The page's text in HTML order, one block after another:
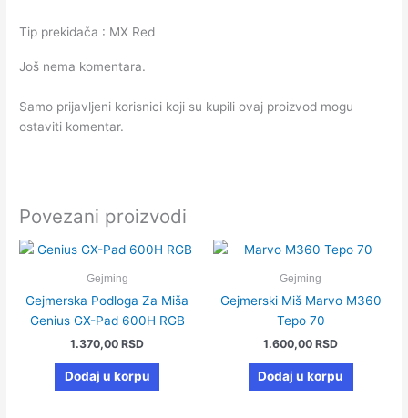
Tip prekidača : MX Red
Još nema komentara.
Samo prijavljeni korisnici koji su kupili ovaj proizvod mogu
ostaviti komentar.
Povezani proizvodi
Gejming
Gejmerska Podloga Za Miša
Genius GX-Pad 600H RGB
1.370,00RSD
Dodaj u korpu
Gejming
Gejmerski Miš Marvo M360
Tepo 70
1.600,00RSD
Dodaj u korpu